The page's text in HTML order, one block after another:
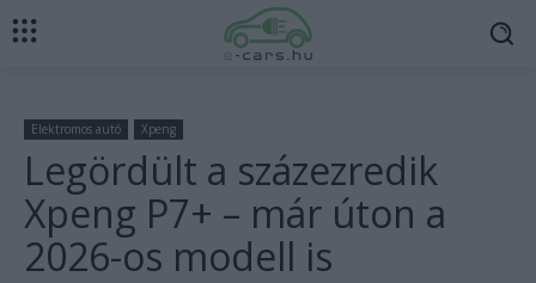
Elektromos autó Xpeng
Legördült a százezredik
Xpeng P7+ – már úton a
2026-os modell is